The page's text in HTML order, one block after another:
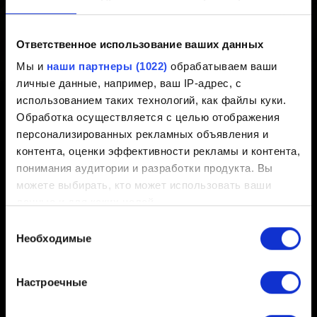
Ответственное использование ваших данных
Мы и наши партнеры (1022) обрабатываем ваши
личные данные, например, ваш IP-адрес, с
использованием таких технологий, как файлы куки.
Обработка осуществляется с целью отображения
персонализированных рекламных объявления и
контента, оценки эффективности рекламы и контента,
понимания аудитории и разработки продукта. Вы
можете выбирать, кто может использовать ваши
Если вы разрешите, мы также хотели бы:
географическом местоположении с возможной
точностью до нескольких метров
согласия
Необходимые
Настроечные
Создано 6 лет назад Обновлено 3 года назад
https://trendygwentleman.com/cosmetics/ (Сайт доступен
только на английском)
Спасибо, Mlakuss, что поделился таким классным
сайтом!